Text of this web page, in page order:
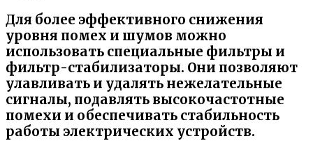
Для более эффективного снижения
уровня помех и шумов можно
использовать специальные фильтры и
фильтр-стабилизаторы. Они позволяют
улавливать и удалять нежелательные
сигналы, подавлять высокочастотные
помехи и обеспечивать стабильность
работы электрических устройств.